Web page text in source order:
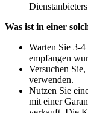
Was ist in einer
Warten Sie 3-
empfangen
Versuchen
verwenden.
Nutzen Sie
mit einer